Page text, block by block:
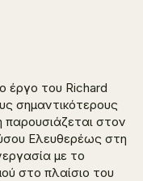
έργο του Richard
σημαντικότερους
στον
Ελευθερέως στη
με το
στο πλαίσιο του